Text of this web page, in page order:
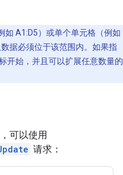
如 A1:D5）或单个单元格（例如
据必须位于该范围内。如果指
开始，并且可以扩展任意数量的
可以使用
请求：